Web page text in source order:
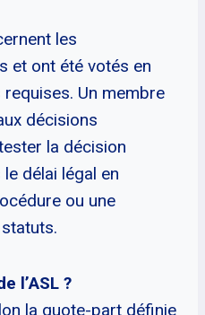
les
et ont été votés en
Un membre
décisions
la décision
délai légal en
ou une
l’ASL ?
la quote-part définie